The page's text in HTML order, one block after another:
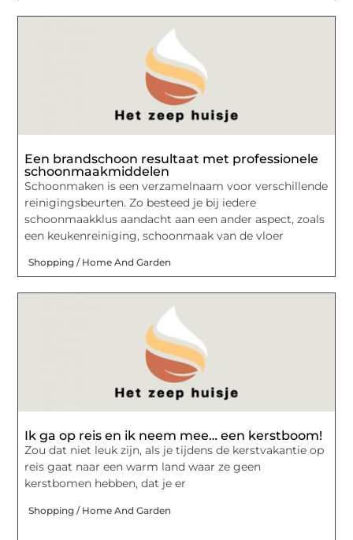
Een brandschoon resultaat met professionele
schoonmaakmiddelen
Schoonmaken is een verzamelnaam voor verschillende
reinigingsbeurten. Zo besteed je bij iedere
schoonmaakklus aandacht aan een ander aspect, zoals
een keukenreiniging, schoonmaak van de vloer
Shopping / Home And Garden
Ik ga op reis en ik neem mee… een kerstboom!
Zou dat niet leuk zijn, als je tijdens de kerstvakantie op
reis gaat naar een warm land waar ze geen
kerstbomen hebben, dat je er
Shopping / Home And Garden